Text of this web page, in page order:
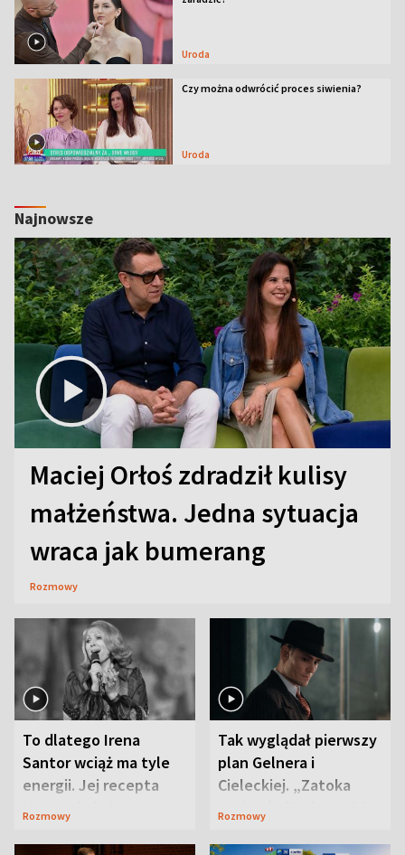
Uroda
Czy można odwrócić proces siwienia?
Uroda
Najnowsze
Maciej Orłoś zdradził kulisy
małżeństwa. Jedna sytuacja
wraca jak bumerang
Rozmowy
To dlatego Irena
Santor wciąż ma tyle
energii. Jej recepta
jest zaskakująco
Rozmowy
Tak wyglądał pierwszy
plan Gelnera i
Cieleckiej. „Zatoka
szpiegów” od razu ich
Rozmowy